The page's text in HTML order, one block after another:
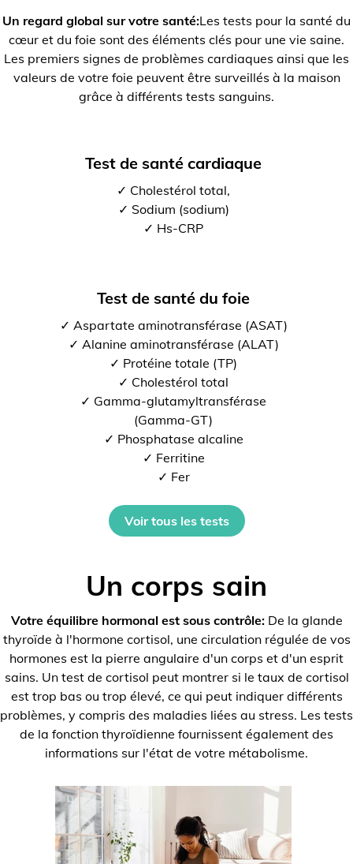
Un regard global sur votre santé:Les tests pour la santé du
cœur et du foie sont des éléments clés pour une vie saine.
Les premiers signes de problèmes cardiaques ainsi que les
valeurs de votre foie peuvent être surveillés à la maison
grâce à différents tests sanguins.
Test de santé cardiaque
✓ Cholestérol total,
✓ Sodium (sodium)
✓ Hs-CRP
Test de santé du foie
✓ Aspartate aminotransférase (ASAT)
✓ Alanine aminotransférase (ALAT)
✓ Protéine totale (TP)
✓ Cholestérol total
✓ Gamma-glutamyltransférase
(Gamma-GT)
✓ Phosphatase alcaline
✓ Ferritine
✓ Fer
Voir tous les tests
Un corps sain
Votre équilibre hormonal est sous contrôle:De la glande
thyroïde à l'hormone cortisol, une circulation régulée de vos
hormones est la pierre angulaire d'un corps et d'un esprit
sains. Un test de cortisol peut montrer si le taux de cortisol
est trop bas ou trop élevé, ce qui peut indiquer différents
problèmes, y compris des maladies liées au stress. Les tests
de la fonction thyroïdienne fournissent également des
informations sur l'état de votre métabolisme.